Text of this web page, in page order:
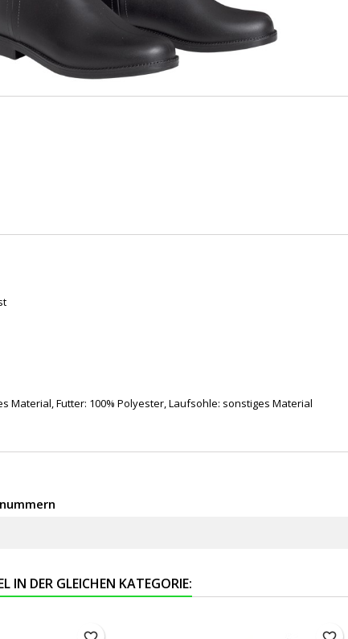
Material, Futter: 100% Polyester, Laufsohle: sonstiges Material
IN DER GLEICHEN KATEGORIE: